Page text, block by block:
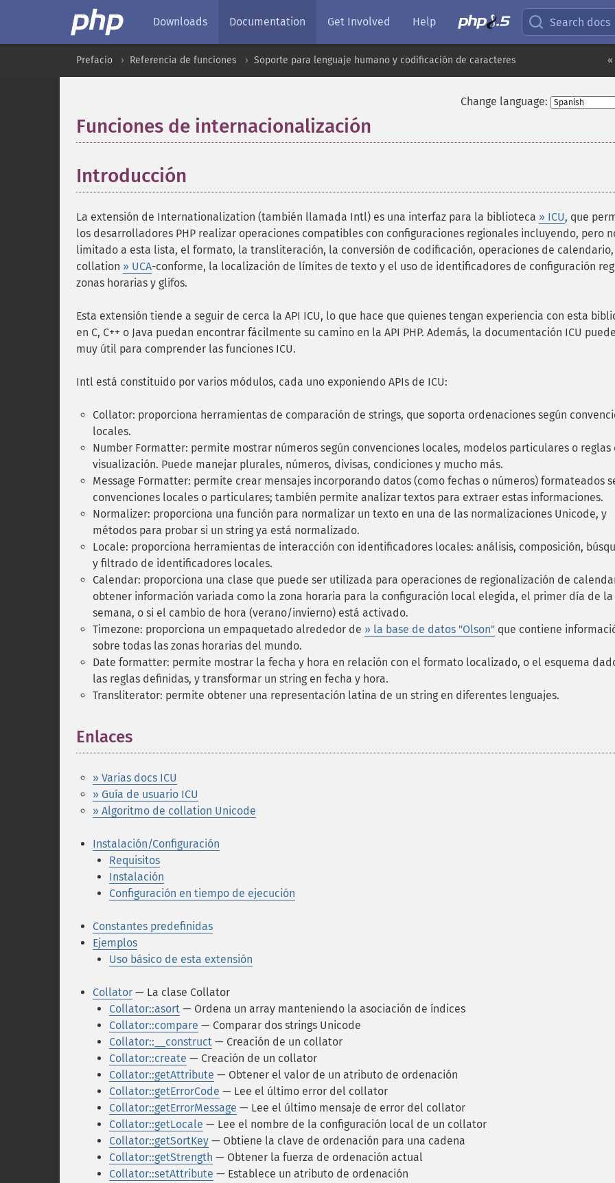
Downloads Documentation Get Involved Help Search docs
Prefacio Referencia de funciones Soporte para lenguaje humano y codificación de caracteres
Change language:
Funciones de internacionalización
Introducción
La extensión de Internationalization (también llamada Intl) es una interfaz para la biblioteca » ICU, que
los desarrolladores PHP realizar operaciones compatibles con configuraciones regionales incluyendo, pero
limitado a esta lista, el formato, la transliteración, la conversión de codificación, operaciones de
collation » UCA-conforme, la localización de límites de texto y el uso de identificadores de configuración
zonas horarias y glifos.
Esta extensión tiende a seguir de cerca la API ICU, lo que hace que quienes tengan experiencia con esta
en C, C++ o Java puedan encontrar fácilmente su camino en la API PHP. Además, la documentación ICU
muy útil para comprender las funciones ICU.
Intl está constituido por varios módulos, cada uno exponiendo APIs de ICU:
Collator: proporciona herramientas de comparación de strings, que soporta ordenaciones según
locales.
Number Formatter: permite mostrar números según convenciones locales, modelos particulares o reglas
visualización. Puede manejar plurales, números, divisas, condiciones y mucho más.
Message Formatter: permite crear mensajes incorporando datos (como fechas o números) formateados
convenciones locales o particulares; también permite analizar textos para extraer estas informaciones.
Normalizer: proporciona una función para normalizar un texto en una de las normalizaciones Unicode, y
métodos para probar si un string ya está normalizado.
Locale: proporciona herramientas de interacción con identificadores locales: análisis, composición,
y filtrado de identificadores locales.
Calendar: proporciona una clase que puede ser utilizada para operaciones de regionalización de
obtener información variada como la zona horaria para la configuración local elegida, el primer día de la
semana, o si el cambio de hora (verano/invierno) está activado.
Timezone: proporciona un empaquetado alrededor de » la base de datos "Olson" que contiene
sobre todas las zonas horarias del mundo.
Date formatter: permite mostrar la fecha y hora en relación con el formato localizado, o el esquema
las reglas definidas, y transformar un string en fecha y hora.
Transliterator: permite obtener una representación latina de un string en diferentes lenguajes.
Enlaces
» Varias docs ICU
» Guía de usuario ICU
» Algoritmo de collation Unicode
Instalación/Configuración
Requisitos
Instalación
Configuración en tiempo de ejecución
Constantes predefinidas
Ejemplos
Uso básico de esta extensión
Collator — La clase Collator
Collator::asort — Ordena un array manteniendo la asociación de índices
Collator::compare — Comparar dos strings Unicode
Collator::__construct — Creación de un collator
Collator::create — Creación de un collator
Collator::getAttribute — Obtener el valor de un atributo de ordenación
Collator::getErrorCode — Lee el último error del collator
Collator::getErrorMessage — Lee el último mensaje de error del collator
Collator::getLocale — Lee el nombre de la configuración local de un collator
Collator::getSortKey — Obtiene la clave de ordenación para una cadena
Collator::getStrength — Obtener la fuerza de ordenación actual
Collator::setAttribute — Establece un atributo de ordenación